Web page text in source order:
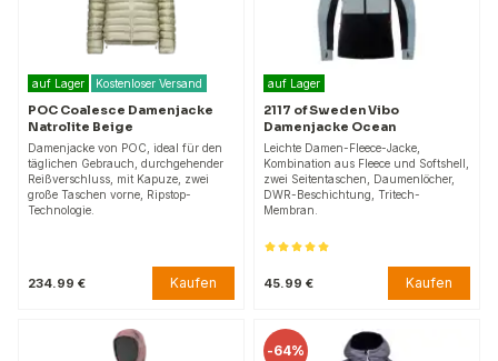
auf Lager Kostenloser Versand
POC Coalesce Damenjacke
Natrolite Beige
Damenjacke von POC, ideal für den
täglichen Gebrauch, durchgehender
Reißverschluss, mit Kapuze, zwei
große Taschen vorne, Ripstop-
Technologie.
234.99 € Kaufen
auf Lager
2117 of Sweden Vibo
Damenjacke Ocean
Leichte Damen-Fleece-Jacke,
Kombination aus Fleece und Softshell,
zwei Seitentaschen, Daumenlöcher,
DWR-Beschichtung, Tritech-
Membran.
45.99 € Kaufen
-64%